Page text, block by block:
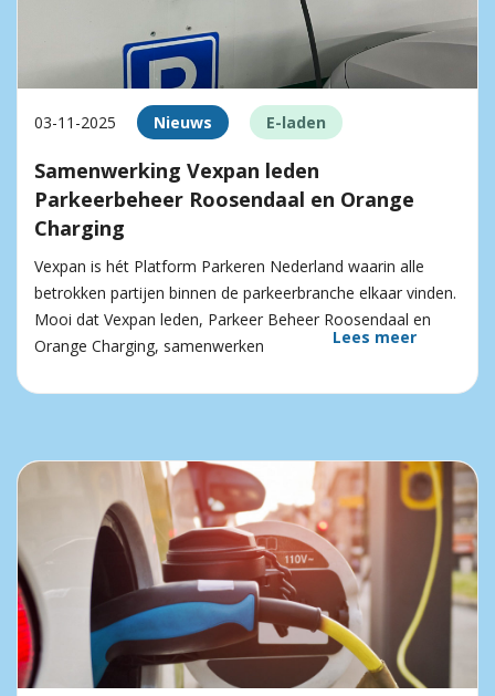
03-11-2025 Nieuws E-laden
Samenwerking Vexpan leden
Parkeerbeheer Roosendaal en Orange
Charging
Vexpan is hét Platform Parkeren Nederland waarin alle
betrokken partijen binnen de parkeerbranche elkaar vinden.
Mooi dat Vexpan leden, Parkeer Beheer Roosendaal en
Orange Charging, samenwerken
Lees meer